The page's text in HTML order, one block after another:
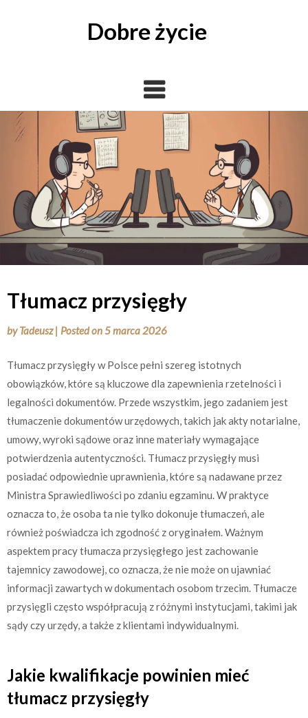
Dobre życie
Tłumacz przysięgły
byTadeusz | Posted on5 marca 2026
Tłumacz przysięgły w Polsce pełni szereg istotnych
obowiązków, które są kluczowe dla zapewnienia rzetelności i
legalności dokumentów. Przede wszystkim, jego zadaniem jest
tłumaczenie dokumentów urzędowych, takich jak akty notarialne,
umowy, wyroki sądowe oraz inne materiały wymagające
potwierdzenia autentyczności. Tłumacz przysięgły musi
posiadać odpowiednie uprawnienia, które są nadawane przez
Ministra Sprawiedliwości po zdaniu egzaminu. W praktyce
oznacza to, że osoba ta nie tylko dokonuje tłumaczeń, ale
również poświadcza ich zgodność z oryginałem. Ważnym
aspektem pracy tłumacza przysięgłego jest zachowanie
tajemnicy zawodowej, co oznacza, że nie może on ujawniać
informacji zawartych w dokumentach osobom trzecim. Tłumacze
przysięgli często współpracują z różnymi instytucjami, takimi jak
sądy czy urzędy, a także z klientami indywidualnymi.
Jakie kwalifikacje powinien mieć
tłumacz przysięgły